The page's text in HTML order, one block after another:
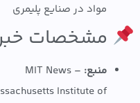
مواد در صنایع پلیمری
مشخصات خبر
منبع:
MIT News –
Massachusetts Institute of